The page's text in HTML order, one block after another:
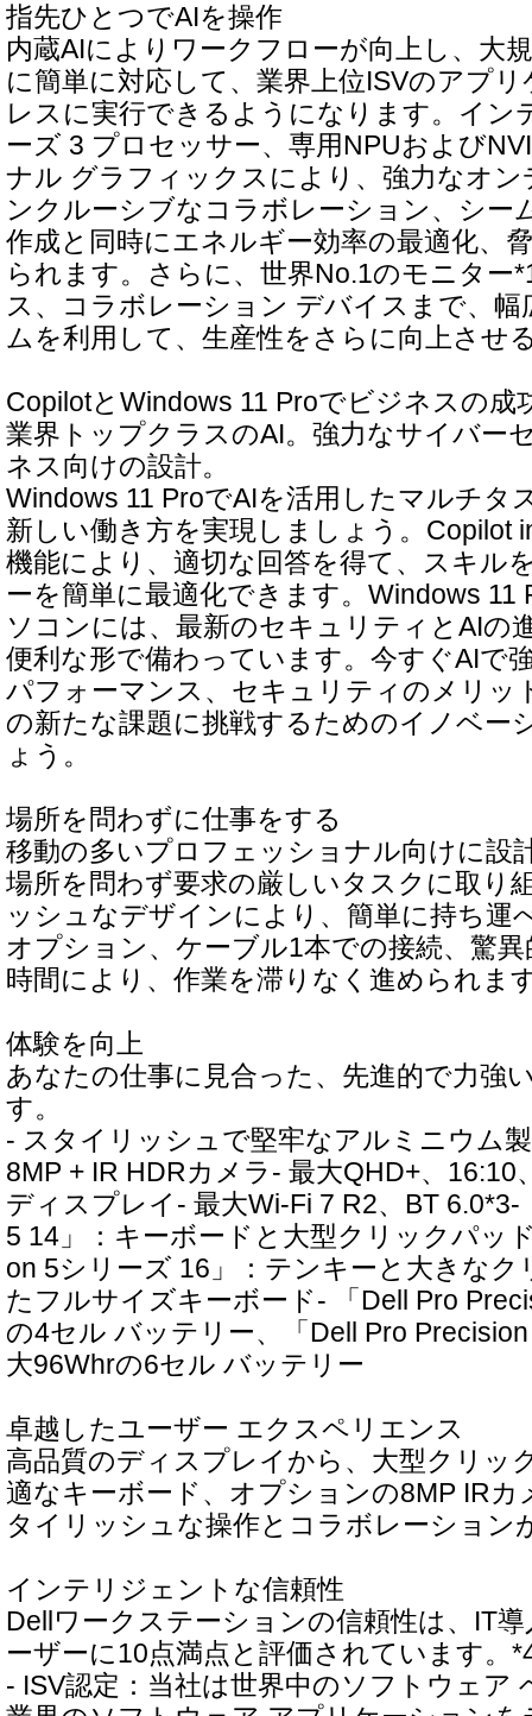
指先ひとつでAIを操作
内蔵AIによりワークフローが向上し、大
に簡単に対応して、業界上位ISVのアプ
レスに実行できるようになります。イン
ーズ 3 プロセッサー、専用NPUおよび
ナル グラフィックスにより、強力なオン
ンクルーシブなコラボレーション、シー
作成と同時にエネルギー効率の最適化、
られます。さらに、世界No.1のモニター
ス、コラボレーション デバイスまで、
ムを利用して、生産性をさらに向上させ
CopilotとWindows 11 Proでビジネスの成
業界トップクラスのAI。強力なサイバー
ネス向けの設計。
Windows 11 ProでAIを活用したマルチタ
新しい働き方を実現しましょう。Copilot
機能により、適切な回答を得て、スキル
ーを簡単に最適化できます。Windows 11
ソコンには、最新のセキュリティとAIの
便利な形で備わっています。今すぐAIで
パフォーマンス、セキュリティのメリッ
の新たな課題に挑戦するためのイノベー
ょう。
場所を問わずに仕事をする
移動の多いプロフェッショナル向けに設
場所を問わず要求の厳しいタスクに取り
ッシュなデザインにより、簡単に持ち運
オプション、ケーブル1本での接続、驚
時間により、作業を滞りなく進められま
体験を向上
あなたの仕事に見合った、先進的で力強
す。
- スタイリッシュで堅牢なアルミニウム
8MP + IR HDRカメラ- 最大QHD+、16:10
ディスプレイ- 最大Wi-Fi 7 R2、BT 6.0*3-
5 14」：キーボードと大型クリックパッ
on 5シリーズ 16」：テンキーと大きな
たフルサイズキーボード- 「Dell Pro
の4セル バッテリー、「Dell Pro
大96Whrの6セル バッテリー
卓越したユーザー エクスペリエンス
高品質のディスプレイから、大型クリッ
適なキーボード、オプションの8MP IRカ
タイリッシュな操作とコラボレーション
インテリジェントな信頼性
Dellワークステーションの信頼性は、IT
ーザーに10点満点と評価されています。
- ISV認定：当社は世界中のソフトウェア